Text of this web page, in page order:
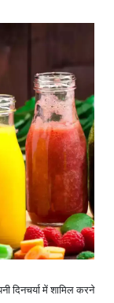
दिनचर्या में शामिल करने